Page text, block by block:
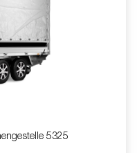
5325